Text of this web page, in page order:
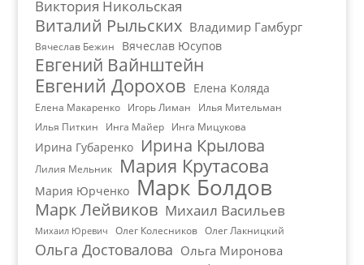
Виктория Никольская
Виталий Рыльских Владимир Гамбург
Вячеслав Бежин Вячеслав Юсупов
Евгений Вайнштейн
Евгений Дорохов Елена Коляда
Елена Макаренко Игорь Лиман
Илья Мительман
Илья Питкин
Инга Майер Инга Мицукова
Ирина Губаренко Ирина Крылова
Лилия Мельник Мария Крутасова
Мария Юрченко Марк Болдов
Марк Лейвиков Михаил Васильев
Михаил Юревич Олег Колесников Олег Лакницкий
Ольга Достовалова Ольга Миронова